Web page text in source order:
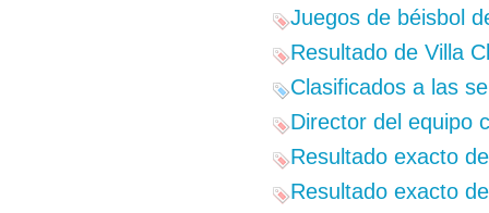
Juegos de béisbol
Resultado de Villa
Clasificados a las
Director del equipo
Resultado exacto
Resultado exacto